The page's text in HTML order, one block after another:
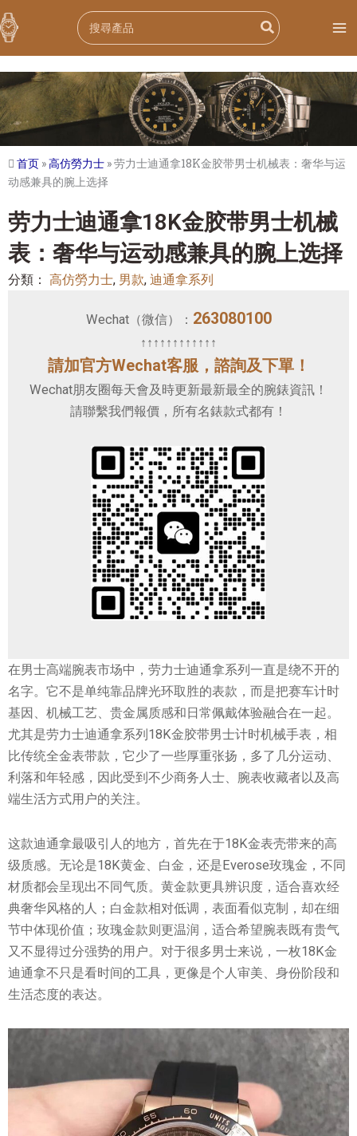
跳
至
内
容
Search
for:
首页 »高仿勞力士 »劳力士迪通拿18K金胶带男士机械表：奢华与运
动感兼具的腕上选择
劳力士迪通拿18K金胶带男士机械
表：奢华与运动感兼具的腕上选择
分類： 高仿勞力士, 男款, 迪通拿系列
Wechat（微信）： 263080100
↑↑↑↑↑↑↑↑↑↑↑↑
請加官方Wechat客服，諮詢及下單！
Wechat朋友圈每天會及時更新最新最全的腕錶資訊！
請聯繫我們報價，所有名錶款式都有！
在男士高端腕表市场中，劳力士迪通拿系列一直是绕不开的
名字。它不是单纯靠品牌光环取胜的表款，而是把赛车计时
基因、机械工艺、贵金属质感和日常佩戴体验融合在一起。
尤其是劳力士迪通拿系列18K金胶带男士计时机械手表，相
比传统全金表带款，它少了一些厚重张扬，多了几分运动、
利落和年轻感，因此受到不少商务人士、腕表收藏者以及高
端生活方式用户的关注。
这款迪通拿最吸引人的地方，首先在于18K金表壳带来的高
级质感。无论是18K黄金、白金，还是Everose玫瑰金，不同
材质都会呈现出不同气质。黄金款更具辨识度，适合喜欢经
典奢华风格的人；白金款相对低调，表面看似克制，却在细
节中体现价值；玫瑰金款则更温润，适合希望腕表既有贵气
又不显得过分强势的用户。对于很多男士来说，一枚18K金
迪通拿不只是看时间的工具，更像是个人审美、身份阶段和
生活态度的表达。